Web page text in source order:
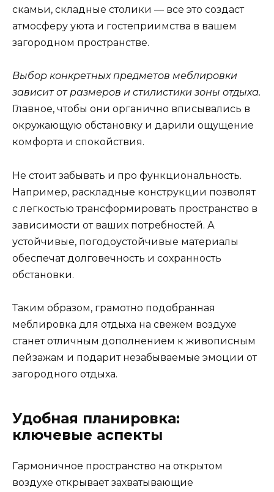
скамьи, складные столики — все это создаст
атмосферу уюта и гостеприимства в вашем
загородном пространстве.
Выбор конкретных предметов меблировки
зависит от размеров и стилистики зоны отдыха.
Главное, чтобы они органично вписывались в
окружающую обстановку и дарили ощущение
комфорта и спокойствия.
Не стоит забывать и про функциональность.
Например, раскладные конструкции позволят
с легкостью трансформировать пространство в
зависимости от ваших потребностей. А
устойчивые, погодоустойчивые материалы
обеспечат долговечность и сохранность
обстановки.
Таким образом, грамотно подобранная
меблировка для отдыха на свежем воздухе
станет отличным дополнением к живописным
пейзажам и подарит незабываемые эмоции от
загородного отдыха.
Удобная планировка:
ключевые аспекты
Гармоничное пространство на открытом
воздухе открывает захватывающие